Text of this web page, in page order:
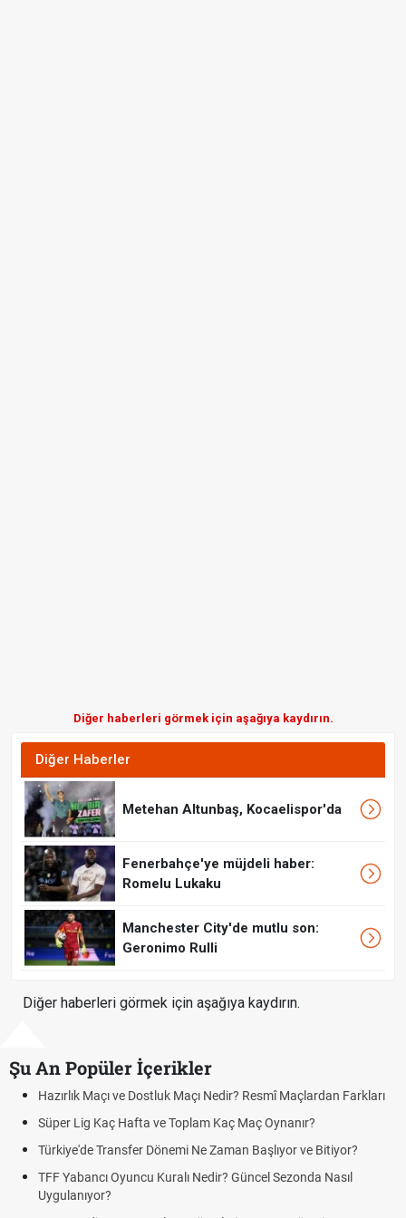
Diğer haberleri görmek için aşağıya kaydırın.
Diğer Haberler
Metehan Altunbaş, Kocaelispor'da
Fenerbahçe'ye müjdeli haber:
Romelu Lukaku
Manchester City'de mutlu son:
Geronimo Rulli
Diğer haberleri görmek için aşağıya kaydırın.
Şu An Popüler İçerikler
Maçı ve Dostluk Maçı Nedir? Resmî Maçlardan Farkları
Lig Kaç Hafta ve Toplam Kaç Maç Oynanır?
Transfer Dönemi Ne Zaman Başlıyor ve Bitiyor?
Oyuncu Kuralı Nedir? Güncel Sezonda Nasıl
Puan